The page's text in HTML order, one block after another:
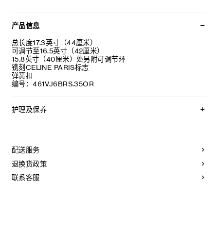
产品信息
总长度17.3英寸（44厘米）
可调节至16.5英寸（42厘米）
15.8英寸（40厘米）处另附可调节环
镌刻CELINE PARIS标志
弹簧扣
编号：461VJ6BRS.35OR
护理及保养
弯折珠宝，尤其是质地坚硬的手镯，以避免氧化。具有
弹簧功能的部件不得接触海水或腐蚀性
化学物质。所有珠宝均不含镍。
配送服务
退换货政策
联系客服